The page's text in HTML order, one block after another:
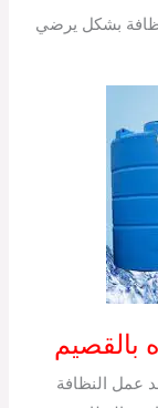
بشكل يرضي
بالقصيم
عمل النظافة